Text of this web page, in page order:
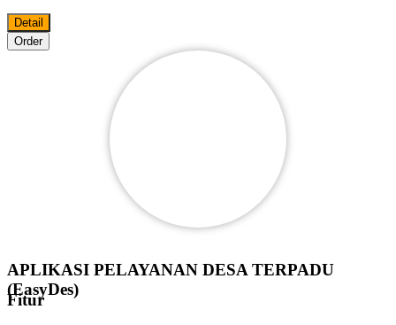
Detail
Order
APLIKASI PELAYANAN DESA TERPADU
(EasyDes)
Fitur